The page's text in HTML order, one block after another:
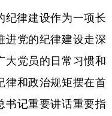
律建设作为一项长
进党的纪律建设走深
大党员的日常习惯和
律和政治规矩摆在首
书记重要讲话重要指